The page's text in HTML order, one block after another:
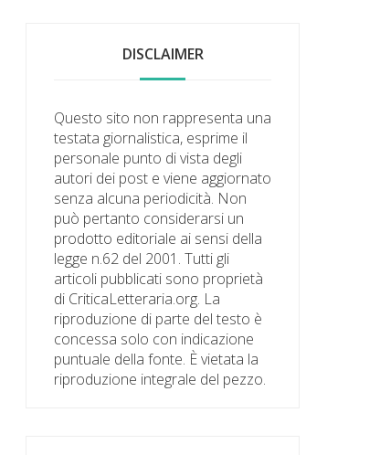
DISCLAIMER
Questo sito non rappresenta una
testata giornalistica, esprime il
personale punto di vista degli
autori dei post e viene aggiornato
senza alcuna periodicità. Non
può pertanto considerarsi un
prodotto editoriale ai sensi della
legge n.62 del 2001. Tutti gli
articoli pubblicati sono proprietà
di CriticaLetteraria.org. La
riproduzione di parte del testo è
concessa solo con indicazione
puntuale della fonte. È vietata la
riproduzione integrale del pezzo.